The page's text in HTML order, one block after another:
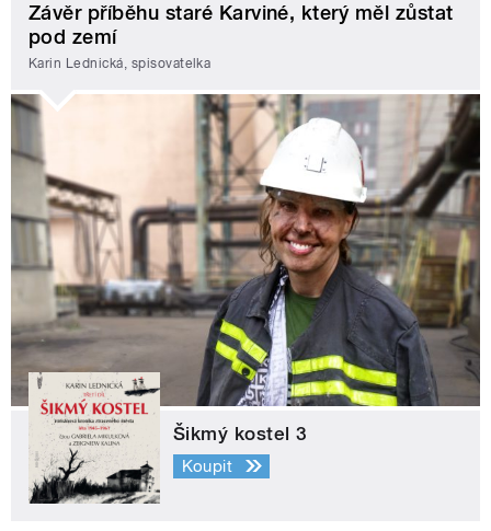
Závěr příběhu staré Karviné, který měl zůstat
pod zemí
Karin Lednická, spisovatelka
Šikmý kostel 3
Koupit